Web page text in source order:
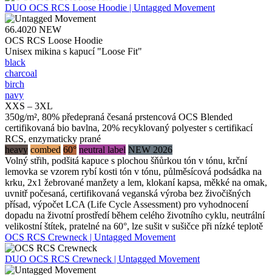
DUO OCS RCS Loose Hoodie | Untagged Movement
66.4020 NEW
OCS RCS Loose Hoodie
Unisex mikina s kapucí "Loose Fit"
black
charcoal
birch
navy
XXS – 3XL
350g/m², 80% předepraná česaná prstencová OCS Blended
certifikovaná bio bavlna, 20% recyklovaný polyester s certifikací
RCS, enzymaticky prané
heavy combed 60° neutral label NEW 2026
Volný střih, podšitá kapuce s plochou šňůrkou tón v tónu, krční
lemovka se vzorem rybí kosti tón v tónu, půlměsícová podsádka na
krku, 2x1 žebrované manžety a lem, klokaní kapsa, měkké na omak,
uvnitř počesaná, certifikovaná veganská výroba bez živočišných
přísad, výpočet LCA (Life Cycle Assessment) pro vyhodnocení
dopadu na životní prostředí během celého životního cyklu, neutrální
velikostní štítek, pratelné na 60°, lze sušit v sušičce při nízké teplotě
OCS RCS Crewneck | Untagged Movement
DUO OCS RCS Crewneck | Untagged Movement